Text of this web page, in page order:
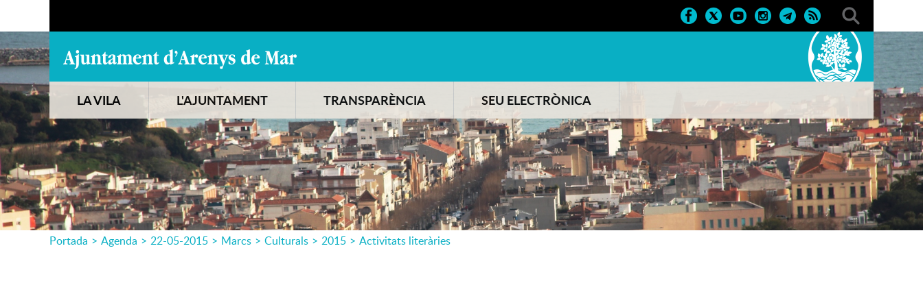
LA VILA L'AJUNTAMENT TRANSPARÈNCIA SEU ELECTRÒNICA
Portada > Agenda > 22-05-2015 > Marcs > Culturals > 2015 > Activitats literàries